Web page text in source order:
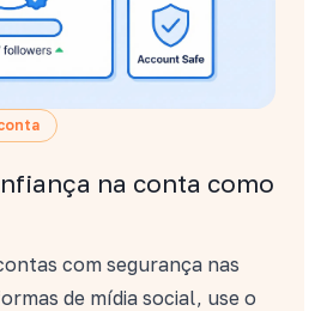
na conta como
com segurança nas
de mídia social, use o